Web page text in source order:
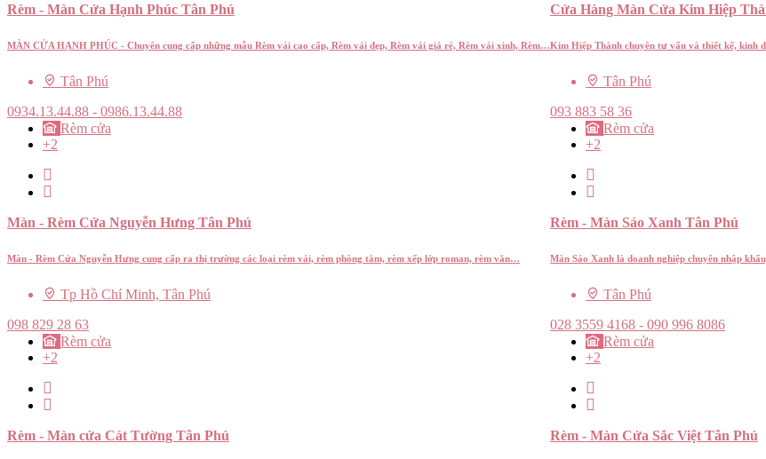
Rèm - Màn Cửa Hạnh Phúc Tân Phú
MÀN CỬA HẠNH PHÚC - Chuyên cung cấp những mẫu Rèm vải cao cấp, Rèm vải đẹp, Rèm vải giá rẻ, Rèm vải xinh, Rèm…
Tân Phú
0934.13.44.88 - 0986.13.44.88
Rèm cửa
+2
Cửa Hàng Màn Cửa Kim Hiệp
Kim Hiệp Thành chuyên tư vấn và thiết kế, kinh
Tân Phú
093 883 58 36
Rèm cửa
+2
Màn - Rèm Cửa Nguyễn Hưng Tân Phú
Màn - Rèm Cửa Nguyễn Hưng cung cấp ra thị trường các loại rèm vải, rèm phòng tắm, rèm xếp lớp roman, rèm văn…
Tp Hồ Chí Minh, Tân Phú
098 829 28 63
Rèm cửa
+2
Rèm - Màn Sáo Xanh Tân Phú
Màn Sáo Xanh là doanh nghiệp chuyên nhập
Tân Phú
028 3559 4168 - 090 996 8086
Rèm cửa
+2
Rèm - Màn cửa Cát Tường Tân Phú Rèm - Màn Cửa Sắc Việt Tân Phú